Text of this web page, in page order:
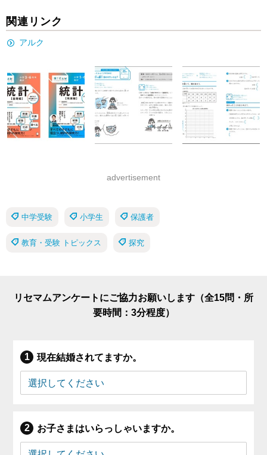
関連リンク
アルク
advertisement
中学受験 小学生 保護者
教育・受験 トピックス 探究
リセマムアンケートにご協力お願いします（全15問・所
要時間：3分程度）
現在結婚されてますか。
お子さまはいらっしゃいますか。